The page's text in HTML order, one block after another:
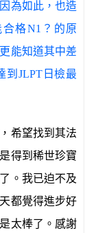
為如此，也造
格N1？的原
能知道其中差
到JLPT日檢最
希望找到其法
得到稀世珍寶
。我已迫不及
都覺得進步好
太棒了。感謝